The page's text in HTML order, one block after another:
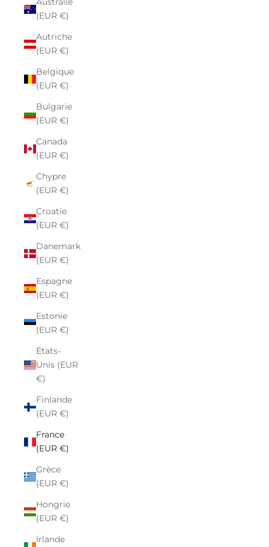
(EUR €)
Autriche
(EUR €)
Belgique
(EUR €)
Bulgarie
(EUR €)
Canada
(EUR €)
Chypre
(EUR €)
Croatie
(EUR €)
Danemark
(EUR €)
Espagne
(EUR €)
Estonie
(EUR €)
États-
Unis (EUR
€)
Finlande
(EUR €)
France
(EUR €)
Grèce
(EUR €)
Hongrie
(EUR €)
Irlande